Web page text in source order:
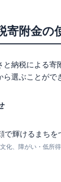
寄附金の
と納税による
選ぶことがで
で輝けるまちを
文化、障がい・低所